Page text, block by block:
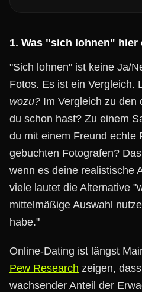
1. Was "sich lohnen"
"Sich lohnen" ist keine Ja/
Fotos. Es ist ein Vergleich.
wozu? Im Vergleich zu den
du schon hast? Zu einem
du mit einem Freund echte
gebuchten Fotografen?
wenn es deine realistische
viele lautet die Alternative
mittelmäßige Auswahl
habe."
Online-Dating ist längst
Pew Research zeigen,
wachsender Anteil der